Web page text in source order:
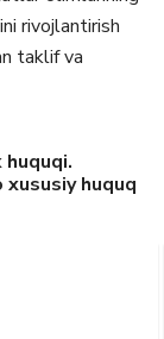
rivojlantirish
taklif va
huquq